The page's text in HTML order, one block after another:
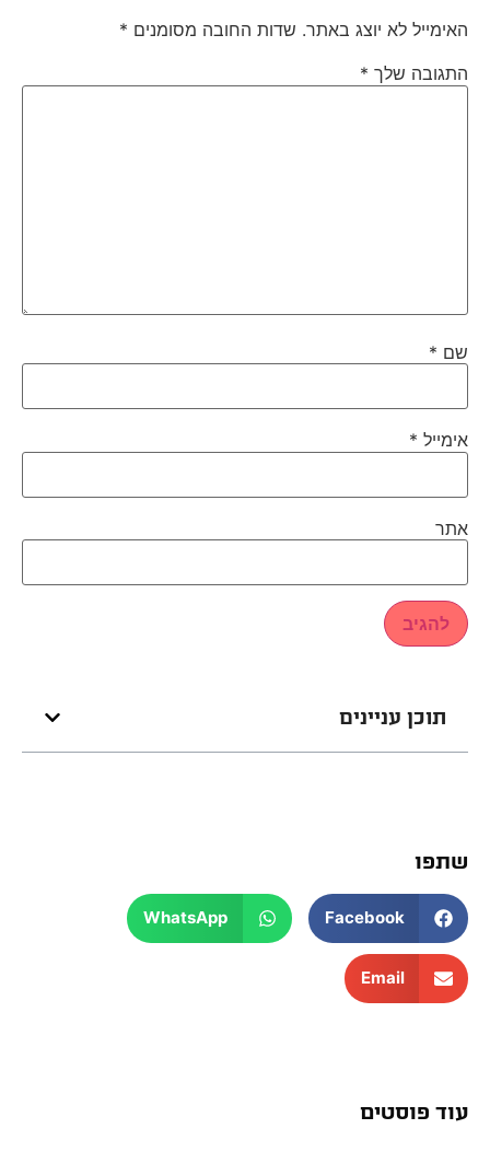
האימייל לא יוצג באתר. שדות החובה מסומנים *
התגובה שלך *
שם *
אימייל *
אתר
תוכן עניינים
שתפו
Facebook
WhatsApp
Email
עוד פוסטים